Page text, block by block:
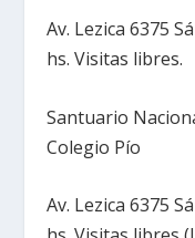
Av. Lezica 6375
hs. Visitas libres.
Santuario
Colegio Pío
Av. Lezica 6375